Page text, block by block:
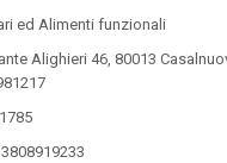
ed Alimenti funzionali
Alighieri 46, 80013